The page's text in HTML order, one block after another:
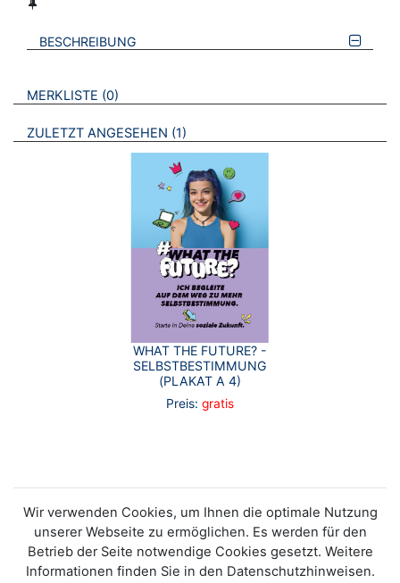
BESCHREIBUNG
VERWEISE AUF VERMERKTE- ODER ZULETZT ANGESEHENE
MERKLISTE 0 BROSCHÜREN
ZULETZT ANGESEHEN 1 BROSCHÜREN
WHAT THE FUTURE? -
SELBSTBESTIMMUNG
(PLAKAT A 4)
Preis: gratis
Wir verwenden Cookies, um Ihnen die optimale Nutzung
unserer Webseite zu ermöglichen. Es werden für den
Betrieb der Seite notwendige Cookies gesetzt. Weitere
Informationen finden Sie in den Datenschutzhinweisen.